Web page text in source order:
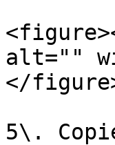
alt=""
</
5\.